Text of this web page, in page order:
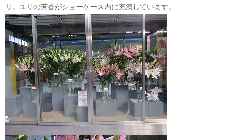
リ。ユリの芳香がショーケース内に充満しています。